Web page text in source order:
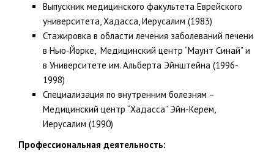
Выпускник медицинского факультета Еврейского
университета, Хадасса, Иерусалим (1983)
Стажировка в области лечения заболеваний печени
в Нью-Йорке, Медицинский центр “Маунт Синай” и
в Университете им. Альберта Эйнштейна (1996-
1998)
Специализация по внутренним болезням –
Медицинский центр “Хадасса” Эйн-Керем,
Иерусалим (1990)
Профессиональная деятельность: